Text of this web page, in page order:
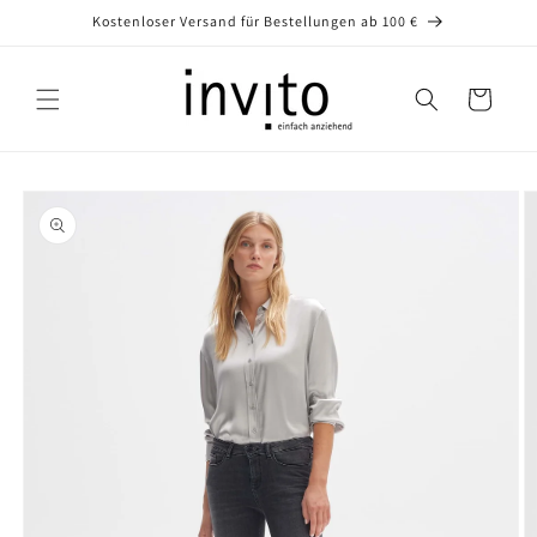
Kostenloser Versand für Bestellungen ab 100 €
Warenkorb